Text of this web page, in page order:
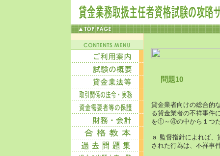
問題10
貸金業者向けの総合的
る貸金業者の不祥事件
を①～④の中から１つ
ａ 監督指針によれば
された行為は、不祥事